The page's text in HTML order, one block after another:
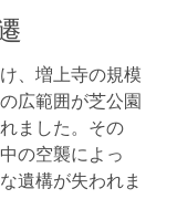
、増上寺の規模
広範囲が芝公園
ました。その
の空襲によっ
遺構が失われま